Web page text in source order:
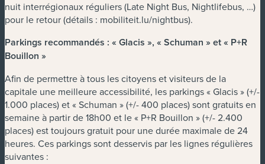
nuit interrégionaux réguliers (Late Night Bus, Nightlifebus, …)
pour le retour (détails : mobiliteit.lu/nightbus).
Parkings recommandés : « Glacis », « Schuman » et « P+R
Bouillon »
Afin de permettre à tous les citoyens et visiteurs de la
capitale une meilleure accessibilité, les parkings « Glacis » (+/-
1.000 places) et « Schuman » (+/- 400 places) sont gratuits en
semaine à partir de 18h00 et le « P+R Bouillon » (+/- 2.400
places) est toujours gratuit pour une durée maximale de 24
heures. Ces parkings sont desservis par les lignes régulières
suivantes :